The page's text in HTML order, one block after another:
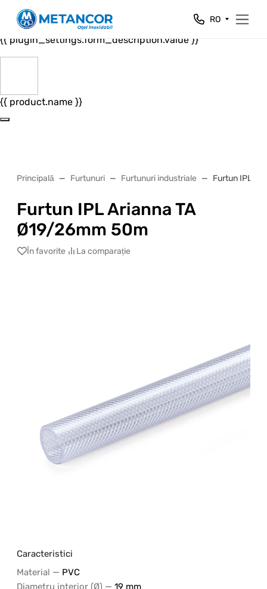
Close
{{ plugin_settings.form_header.value }}
{{ plugin_settings.form_description.value }}
{{ product.name }}
RO
Principală Furtunuri Furtunuri industriale Furtun IPL
Furtun IPL Arianna TA
Ø19/26mm 50m
În favorite La comparație
Caracteristici
Material — PVC
Diametru interior (Ø) — 19 mm